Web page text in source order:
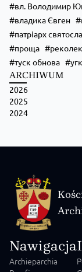
вл. Володимир
владика Євген
патріарх
проща
туск обнова
ARCHIWUM
2026
2025
2024
Nawigacja
Archieparchia